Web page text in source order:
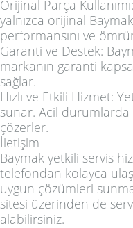
Orijinal Parça
yalnızca orijinal
performansını ve
Garanti ve Destek:
markanın garanti
sağlar.
Hızlı ve Etkili Hizmet:
sunar. Acil durumlarda
çözerler.
İletişim
Baymak yetkili servis
telefondan kolayca
uygun çözümleri
sitesi üzerinden de
alabilirsiniz.